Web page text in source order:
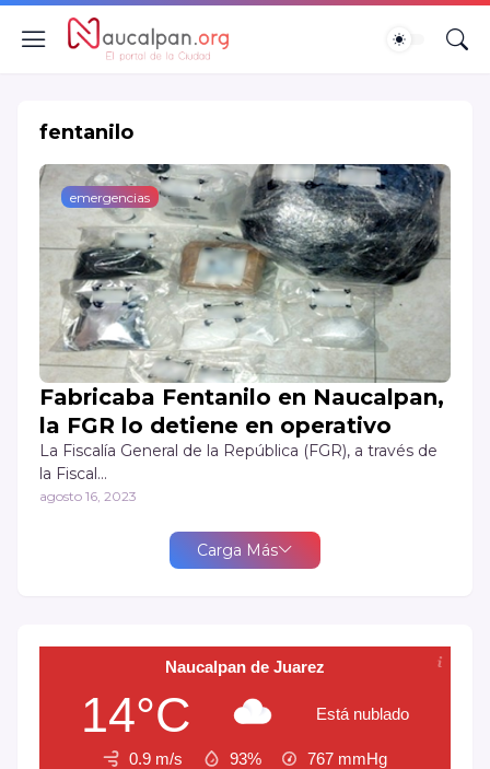
fentanilo
emergencias
Fabricaba Fentanilo en Naucalpan,
la FGR lo detiene en operativo
La Fiscalía General de la República (FGR), a través de
la Fiscal…
agosto 16, 2023
Carga Más
Naucalpan de Juarez
14°C Está nublado
0.9 m/s 93% 767 mmHg